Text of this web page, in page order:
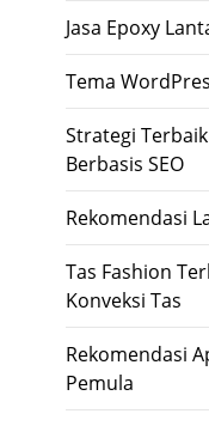
Jasa Epoxy
Tema
Strategi
Berbasis SEO
Rekomendasi
Tas Fashion
Konveksi Tas
Rekomendasi
Pemula